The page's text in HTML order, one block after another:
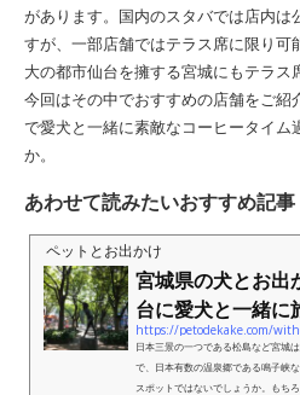
があります。国内のスタバでは店内は
すが、一部店舗ではテラス席に限り
大の都市仙台を擁する宮城にもテラス
今回はその中でおすすめの店舗をご紹
で愛犬と一緒に素敵なコーヒータイム
か。
あわせて読みたいおすすめ記事
ペットとお出かけ
宮城県の犬とお出
台に愛犬と一緒に
https://petodekake.com/
日本三景の一つである松島など宮城
で、日本有数の温泉郷である鳴子峡
スポットではないでしょうか。もち